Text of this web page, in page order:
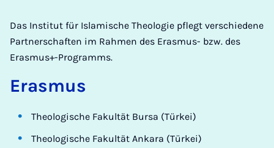
Das Institut für Islamische Theologie pflegt verschiedene
Partnerschaften im Rahmen des Erasmus- bzw. des
Erasmus+-Programms.
Erasmus
Theologische Fakultät Bursa (Türkei)
Theologische Fakultät Ankara (Türkei)